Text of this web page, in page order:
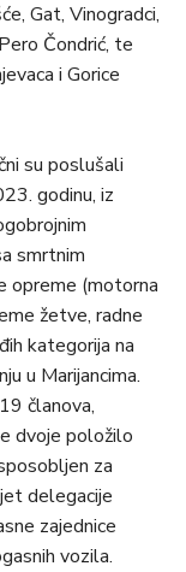
Gat, Vinogradci,
Čondrić, te
i Gorice
su poslušali
godinu, iz
smrtnim
opreme (motorna
žetve, radne
kategorija na
u Marijancima.
članova,
dvoje položilo
za
delegacije
zajednice
vozila.